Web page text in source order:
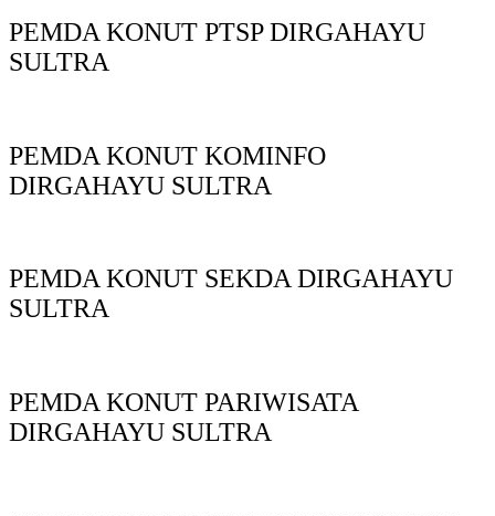
PEMDA KONUT PTSP DIRGAHAYU
SULTRA
PEMDA KONUT KOMINFO
DIRGAHAYU SULTRA
PEMDA KONUT SEKDA DIRGAHAYU
SULTRA
PEMDA KONUT PARIWISATA
DIRGAHAYU SULTRA